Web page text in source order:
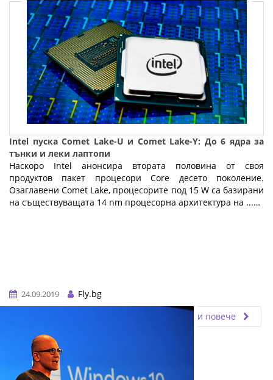
Intel пуска Comet Lake-U и Comet Lake-Y: До 6 ядра за
тънки и леки лаптопи
Наскоро Intel анонсира втората половина от своя
продуктов пакет процесори Core десето поколение.
Озаглавени Comet Lake, процесорите под 15 W са базирани
на съществуващата 14 nm процесорна архитектура на ...…
24.09.2019
Fly.bg
Прочети повече